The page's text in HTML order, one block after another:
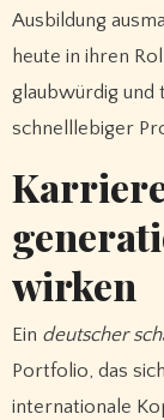
Ausbildung
heute in ihren
glaubwürdig und
schnelllebiger
wirken
Ein deutscher
Portfolio, das
internationale